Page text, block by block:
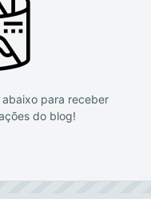
para receber
do blog!